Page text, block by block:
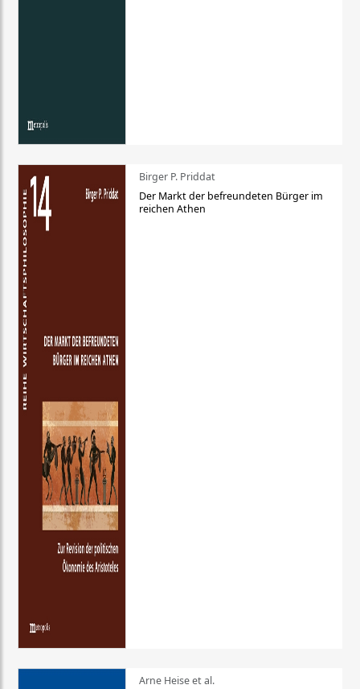
Birger P. Priddat
Der Markt der befreundeten Bürger im
reichen Athen
Arne Heise et al.